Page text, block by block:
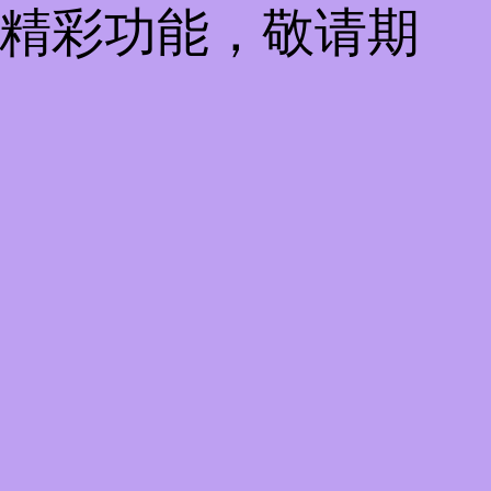
彩功能，敬请期